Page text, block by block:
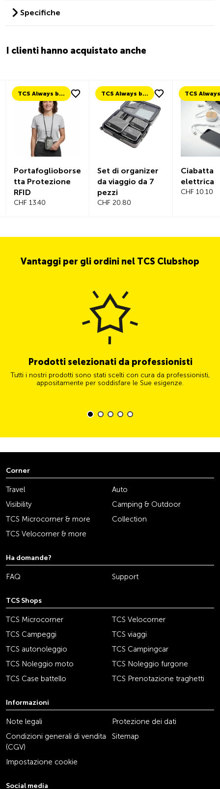
Specifiche
I clienti hanno acquistato anche
TCS Always by my side
Portafoglioborse
tta Protezione
RFID
CHF 13.40
TCS Always by my side
Set di organizer
da viaggio da 7
pezzi
CHF 20.80
Ciabatta
elettrica
CHF 10.10
Vantaggi per gli ordini nel TCS Clubshop
Prodotti selezionati da professionisti
Tutti i nostri prodotti sono stati scelti con cura da professionisti,
appositamente per soddisfare le Sue esigenze.
Corner
Travel
Auto
Visibility
Camping & Outdoor
TCS Microcorner & more
Collection
TCS Velocorner & more
Ha domande?
FAQ Support
TCS Shops
TCS Microcorner
TCS Velocorner
TCS Campeggi
TCS viaggi
TCS autonoleggio
TCS Campingcar
TCS Noleggio moto
TCS Noleggio furgone
TCS Case battello
TCS Prenotazione traghetti
Informazioni
Note legali
Protezione dei dati
Condizioni generali di vendita
(CGV)
Sitemap
Impostazione cookie
Social media